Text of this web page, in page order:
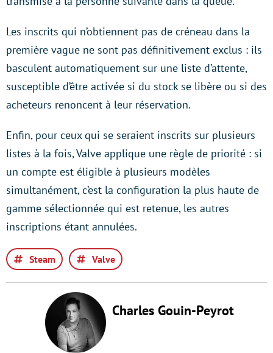
Les inscrits qui n’obtiennent pas de créneau dans la
première vague ne sont pas définitivement exclus : ils
basculent automatiquement sur une liste d’attente,
susceptible d’être activée si du stock se libère ou si des
acheteurs renoncent à leur réservation.
Enfin, pour ceux qui se seraient inscrits sur plusieurs
listes à la fois, Valve applique une règle de priorité : si
un compte est éligible à plusieurs modèles
simultanément, c’est la configuration la plus haute de
gamme sélectionnée qui est retenue, les autres
inscriptions étant annulées.
Steam Valve
Charles Gouin-Peyrot